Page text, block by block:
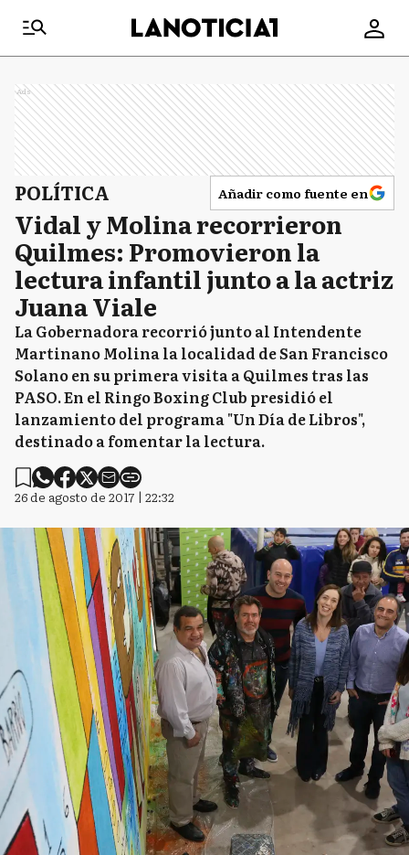
Ads
POLÍTICA Añadir como fuente en
Vidal y Molina recorrieron
Quilmes: Promovieron la
lectura infantil junto a la actriz
Juana Viale
La Gobernadora recorrió junto al Intendente
Martinano Molina la localidad de San Francisco
Solano en su primera visita a Quilmes tras las
PASO. En el Ringo Boxing Club presidió el
lanzamiento del programa "Un Día de Libros",
destinado a fomentar la lectura.
26 de agosto de 2017 | 22:32